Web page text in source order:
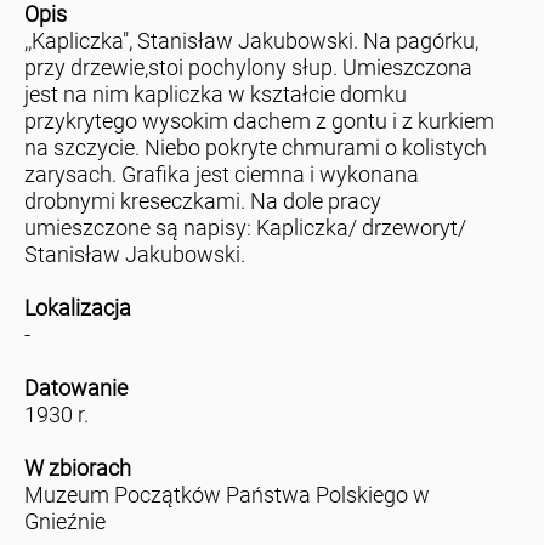
Opis
,,Kapliczka", Stanisław Jakubowski. Na pagórku,
przy drzewie,stoi pochylony słup. Umieszczona
jest na nim kapliczka w kształcie domku
przykrytego wysokim dachem z gontu i z kurkiem
na szczycie. Niebo pokryte chmurami o kolistych
zarysach. Grafika jest ciemna i wykonana
drobnymi kreseczkami. Na dole pracy
umieszczone są napisy: Kapliczka/ drzeworyt/
Stanisław Jakubowski.
Lokalizacja
-
Datowanie
1930 r.
W zbiorach
Muzeum Początków Państwa Polskiego w
Gnieźnie